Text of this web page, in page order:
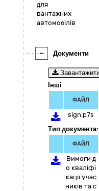
для
вантажних
автомобілів
- Документи
Інші
ФАЙЛ
sign.p7s
Тип документа:
ФАЙЛ
Вимоги д
о кваліфі
кації учас
ників та с